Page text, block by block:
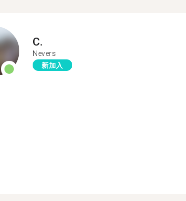
C.
Nevers
新加入